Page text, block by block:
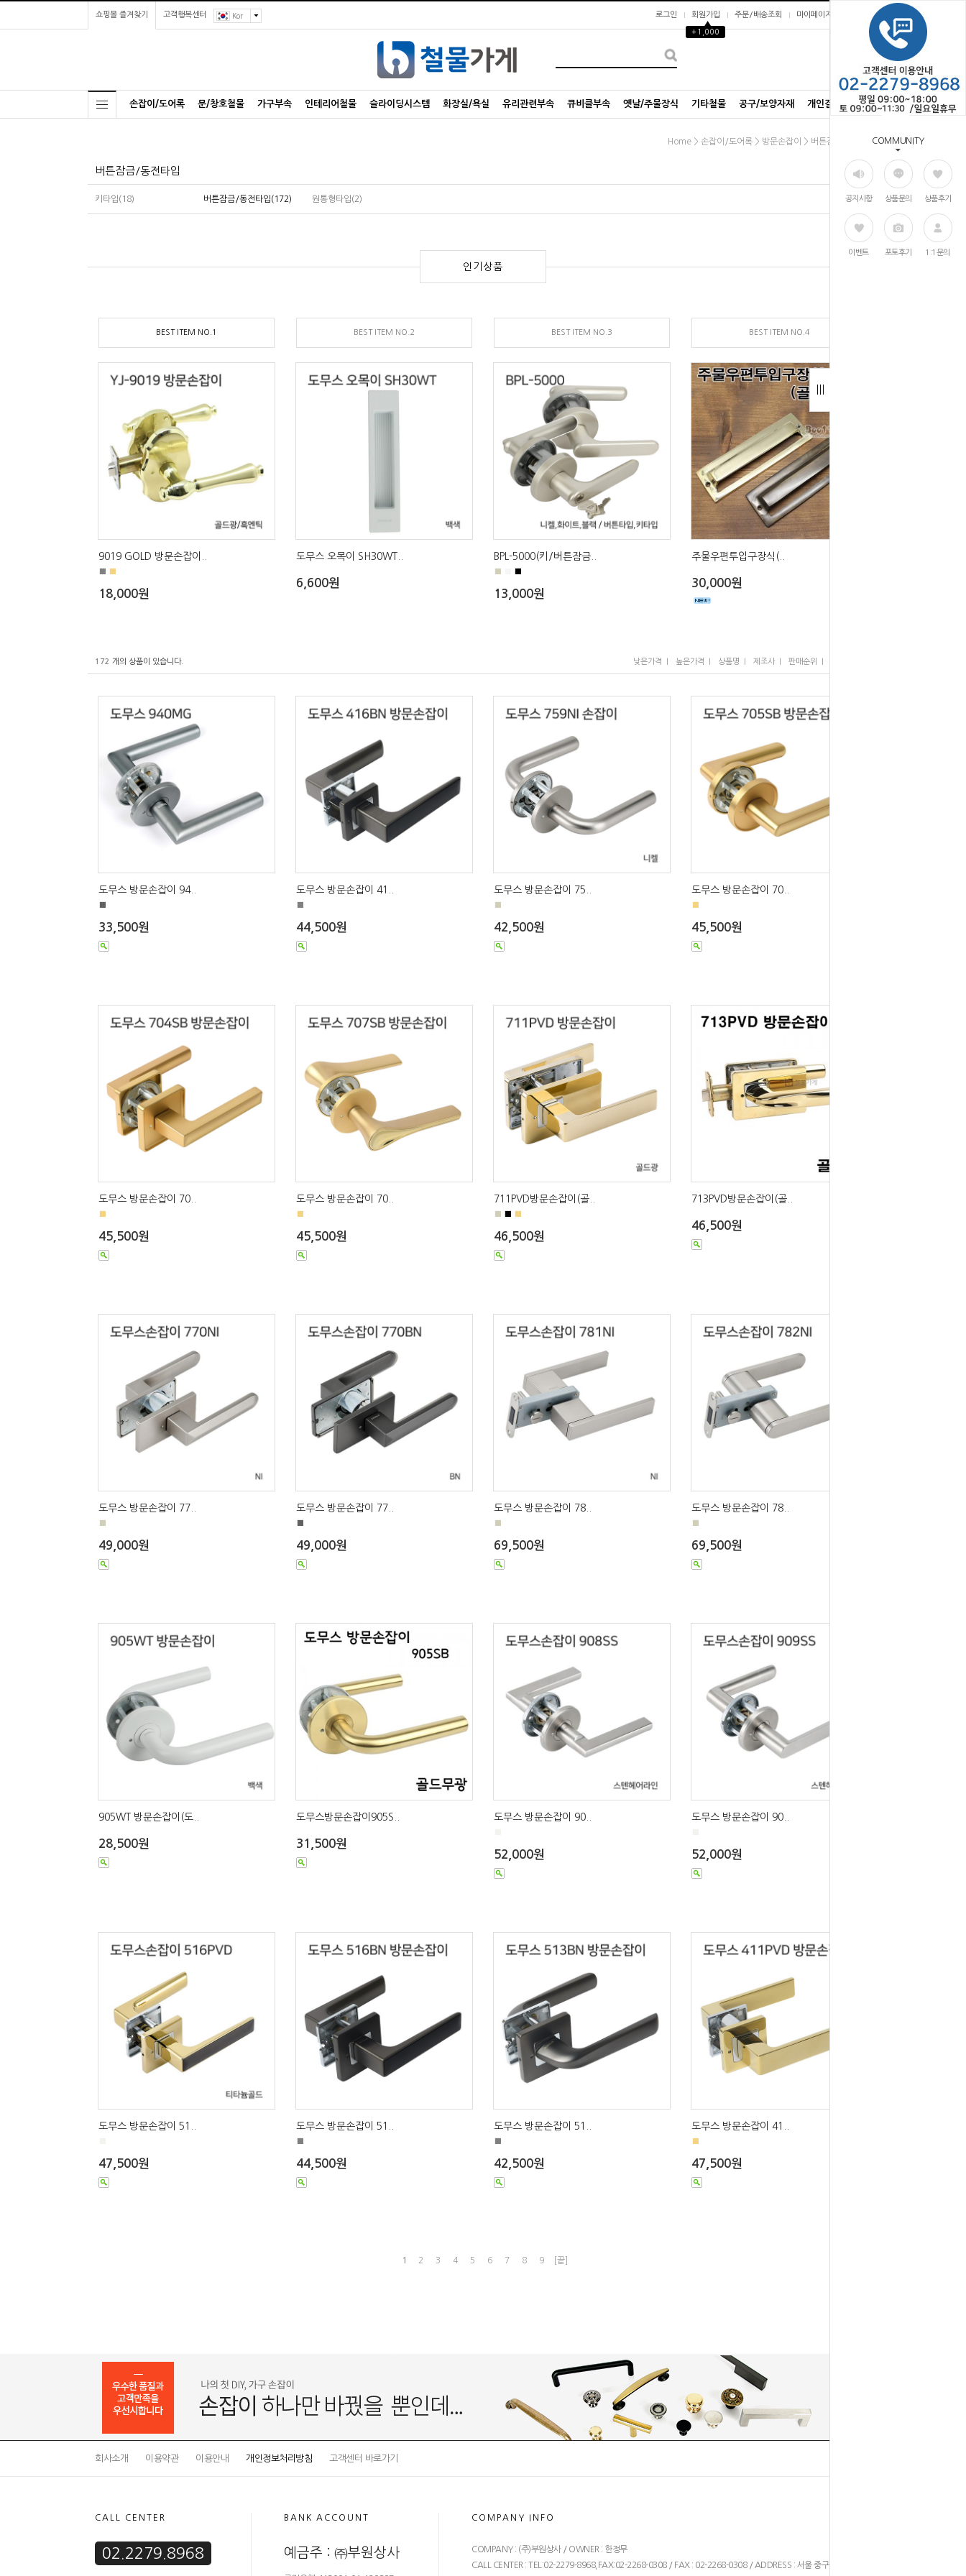
COMMUNITY
공지사항 상품문의 상품후기
이벤트 포토후기 1:1문의
쇼핑몰 즐겨찾기 고객행복센터 Kor 로그인 회원가입
▲
+1,000
주문/배송조회 마이페이지
손잡이/도어록 문/창호철물 가구부속 인테리어철물 슬라이딩시스템 화장실/욕실 유리관련부속 큐비클부속 옛날/주물장식 기타철물 공구/보양자재 개인결제창
Home > 손잡이/도어록 > 방문손잡이 > 버튼잠금/동전타입
버튼잠금/동전타입
키타입(18) 버튼잠금/동전타입(172) 원통형타입(2)
인기상품
BEST ITEM NO.1 BEST ITEM NO.2 BEST ITEM NO.3 BEST ITEM NO.4
9019 GOLD 방문손잡이..
18,000원
도무스 오목이 SH30WT..
6,600원
BPL-5000(키/버튼잠금..
13,000원
주물우편투입구장식(..
30,000원
172 개의 상품이 있습니다. 낮은가격 높은가격 상품명 제조사I 판매순위
도무스 방문손잡이 94..
33,500원
도무스 방문손잡이 41..
44,500원
도무스 방문손잡이 75..
42,500원
도무스 방문손잡이 70..
45,500원
도무스 방문손잡이 70..
45,500원
도무스 방문손잡이 70..
45,500원
711PVD방문손잡이(골..
46,500원
713PVD방문손잡이(골..
46,500원
도무스 방문손잡이 77..
49,000원
도무스 방문손잡이 77..
49,000원
도무스 방문손잡이 78..
69,500원
도무스 방문손잡이 78..
69,500원
905WT 방문손잡이(도..
28,500원
도무스방문손잡이905S..
31,500원
도무스 방문손잡이 90..
52,000원
도무스 방문손잡이 90..
52,000원
도무스 방문손잡이 51..
47,500원
도무스 방문손잡이 51..
44,500원
도무스 방문손잡이 51..
42,500원
도무스 방문손잡이 41..
47,500원
1 2 3 4 5 6 7 8 9 [끝]
회사소개 이용약관 이용안내 개인정보처리방침 고객센터 바로가기
CALL CENTER
02.2279.8968
BANK ACCOUNT
예금주 : ㈜부원상사
COMPANY INFO
COMPANY : (주)부원상사 / OWNER : 한정무
CALL CENTER : TEL:02-2279-8968,FAX:02-2268-0308 / FAX : 02-2268-0308 / ADDRESS : 서울 중구 을